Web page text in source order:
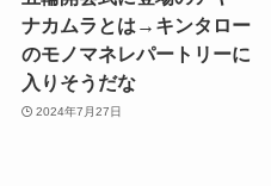
ナカムラとは→キンタロー
のモノマネレパートリーに
入りそうだな
2024年7月27日